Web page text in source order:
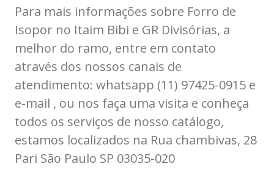
Para mais informações sobre Forro de
Isopor no Itaim Bibi e GR Divisórias, a
melhor do ramo, entre em contato
através dos nossos canais de
atendimento: whatsapp (11) 97425-0915 e
e-mail , ou nos faça uma visita e conheça
todos os serviços de nosso catálogo,
estamos localizados na Rua chambivas, 28
Pari São Paulo SP 03035-020